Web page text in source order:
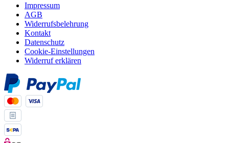
Impressum
AGB
Widerrufsbelehrung
Kontakt
Datenschutz
Cookie-Einstellungen
Widerruf erklären